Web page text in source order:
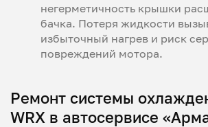
негерметичность крышки
бачка. Потеря жидкости
избыточный нагрев и риск
повреждений мотора.
Ремонт системы
WRX в автосервисе